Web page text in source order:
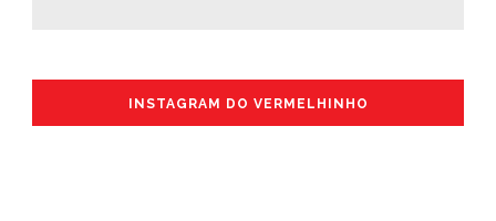
INSTAGRAM DO VERMELHINHO